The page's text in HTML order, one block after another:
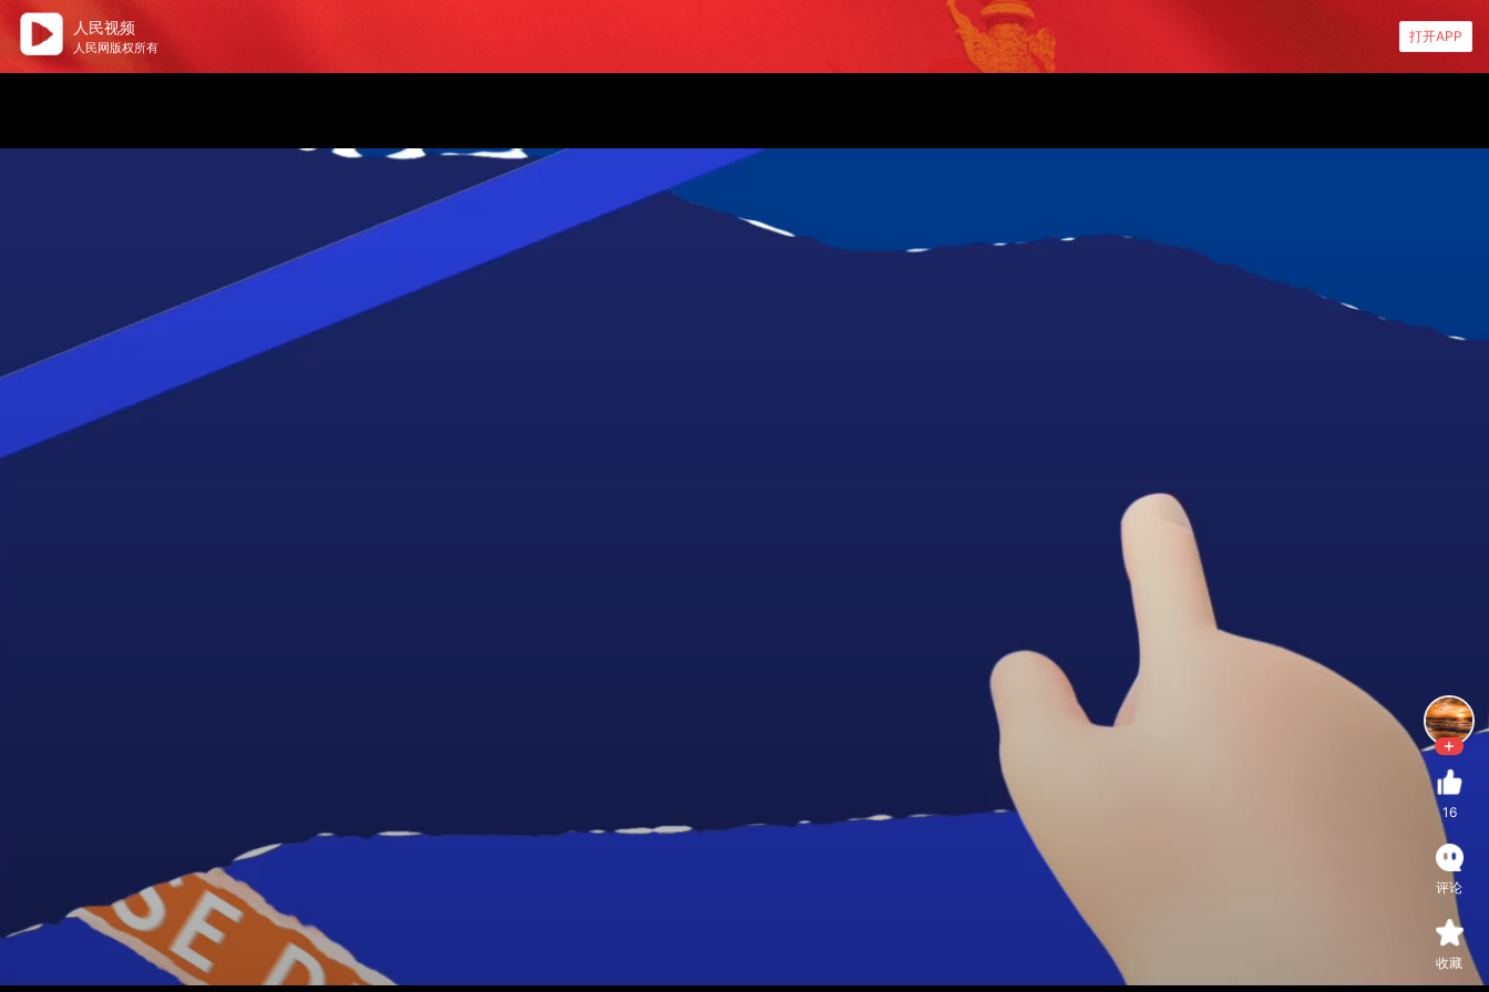
人民视频
人民网版权所有
打开APP
16
评论
收藏